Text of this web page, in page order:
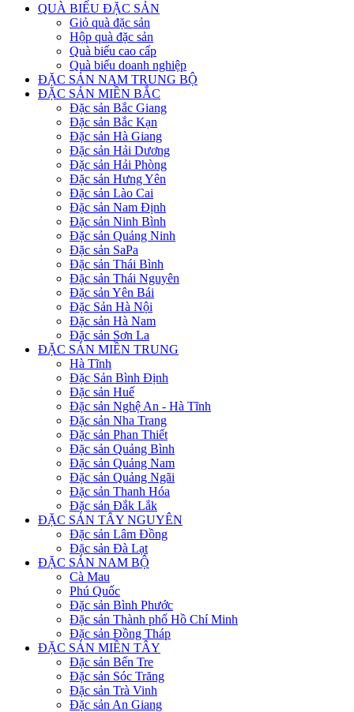
QUÀ BIẾU ĐẶC SẢN
Giỏ quà đặc sản
Hộp quà đặc sản
Quà biếu cao cấp
Quà biếu doanh nghiệp
ĐẶC SẢN NAM TRUNG BỘ
ĐẶC SẢN MIỀN BẮC
Đặc sản Bắc Giang
Đặc sản Bắc Kạn
Đặc sản Hà Giang
Đặc sản Hải Dương
Đặc sản Hải Phòng
Đặc sản Hưng Yên
Đặc sản Lào Cai
Đặc sản Nam Định
Đặc sản Ninh Bình
Đặc sản Quảng Ninh
Đặc sản SaPa
Đặc sản Thái Bình
Đặc sản Thái Nguyên
Đặc sản Yên Bái
Đặc Sản Hà Nội
Đặc sản Hà Nam
Đặc sản Sơn La
ĐẶC SẢN MIỀN TRUNG
Hà Tĩnh
Đặc Sản Bình Định
Đặc sản Huế
Đặc sản Nghệ An - Hà Tĩnh
Đặc sản Nha Trang
Đặc sản Phan Thiết
Đặc sản Quảng Bình
Đặc sản Quảng Nam
Đặc sản Quảng Ngãi
Đặc sản Thanh Hóa
Đặc sản Đắk Lắk
ĐẶC SẢN TÂY NGUYÊN
Đặc sản Lâm Đồng
Đặc sản Đà Lạt
ĐẶC SẢN NAM BỘ
Cà Mau
Phú Quốc
Đặc sản Bình Phước
Đặc sản Thành phố Hồ Chí Minh
Đặc sản Đồng Tháp
ĐẶC SẢN MIỀN TÂY
Đặc sản Bến Tre
Đặc sản Sóc Trăng
Đặc sản Trà Vinh
Đặc sản An Giang